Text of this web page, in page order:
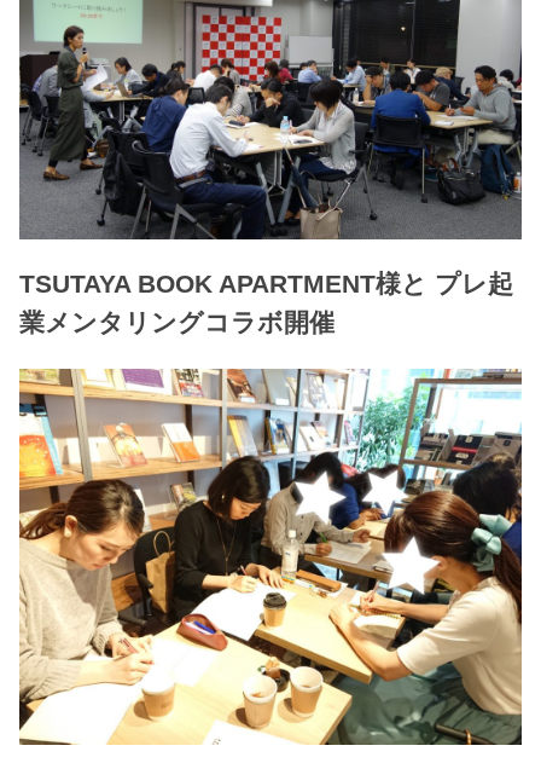
TSUTAYA BOOK APARTMENT様と プレ起
業メンタリングコラボ開催